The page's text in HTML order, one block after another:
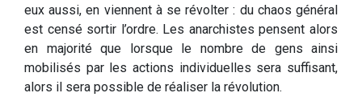
eux aussi, en viennent à se révolter : du chaos général
est censé sortir l’ordre. Les anarchistes pensent alors
en majorité que lorsque le nombre de gens ainsi
mobilisés par les actions individuelles sera suffisant,
alors il sera possible de réaliser la révolution.